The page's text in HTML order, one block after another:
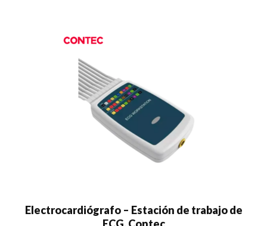
Electrocardiógrafo – Estación de trabajo de